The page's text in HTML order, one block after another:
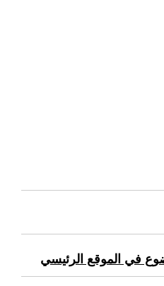
في الموقع الرئيسي